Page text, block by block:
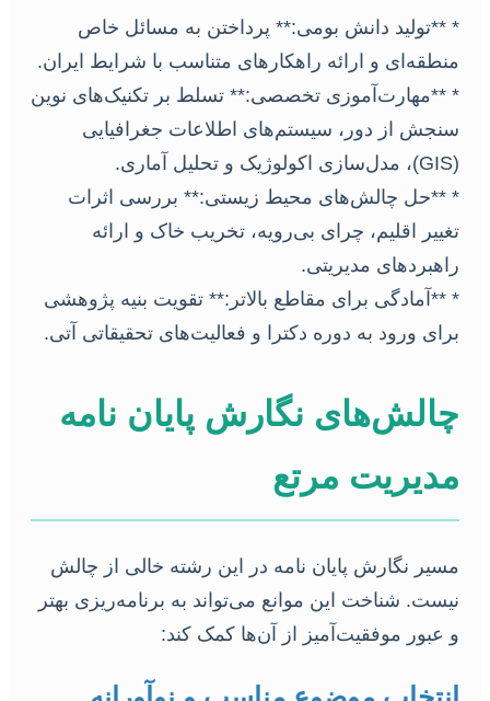
* **تولید دانش بومی:** پرداختن به مسائل خاص
منطقه‌ای و ارائه راهکارهای متناسب با شرایط ایران.
* **مهارت‌آموزی تخصصی:** تسلط بر تکنیک‌های نوین
سنجش از دور، سیستم‌های اطلاعات جغرافیایی
(GIS)، مدل‌سازی اکولوژیک و تحلیل آماری.
* **حل چالش‌های محیط زیستی:** بررسی اثرات
تغییر اقلیم، چرای بی‌رویه، تخریب خاک و ارائه
راهبردهای مدیریتی.
* **آمادگی برای مقاطع بالاتر:** تقویت بنیه پژوهشی
برای ورود به دوره دکترا و فعالیت‌های تحقیقاتی آتی.
چالش‌های نگارش پایان نامه
مدیریت مرتع
مسیر نگارش پایان نامه در این رشته خالی از چالش
نیست. شناخت این موانع می‌تواند به برنامه‌ریزی بهتر
و عبور موفقیت‌آمیز از آن‌ها کمک کند: